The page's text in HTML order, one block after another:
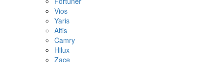
Vios
Yaris
Altis
Camry
Hilux
Zace